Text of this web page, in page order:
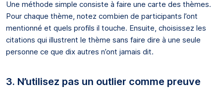
Une méthode simple consiste à faire une carte des thèmes.
Pour chaque thème, notez combien de participants l’ont
mentionné et quels profils il touche. Ensuite, choisissez les
citations qui illustrent le thème sans faire dire à une seule
personne ce que dix autres n’ont jamais dit.
3. N’utilisez pas un outlier comme preuve